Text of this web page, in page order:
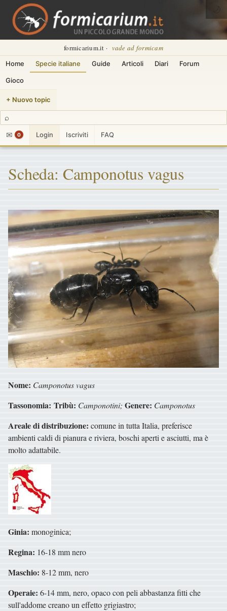
formicarium.it · vade ad formicam
Home Specie italiane Guide Articoli Diari Forum
Gioco
+ Nuovo topic
⌕
✉
0 Login Iscriviti FAQ
🌙
Scheda: Camponotus vagus
Nome: Camponotus vagus
Tassonomia: Tribù: Camponotini; Genere: Camponotus
Areale di distribuzione: comune in tutta Italia, preferisce
ambienti caldi di pianura e riviera, boschi aperti e asciutti, ma è
molto adattabile.
Ginia: monoginica;
Regina: 16-18 mm nero
Maschio: 8-12 mm, nero
Operaie: 6-14 mm, nero, opaco con peli abbastanza fitti che
sull'addome creano un effetto grigiastro;